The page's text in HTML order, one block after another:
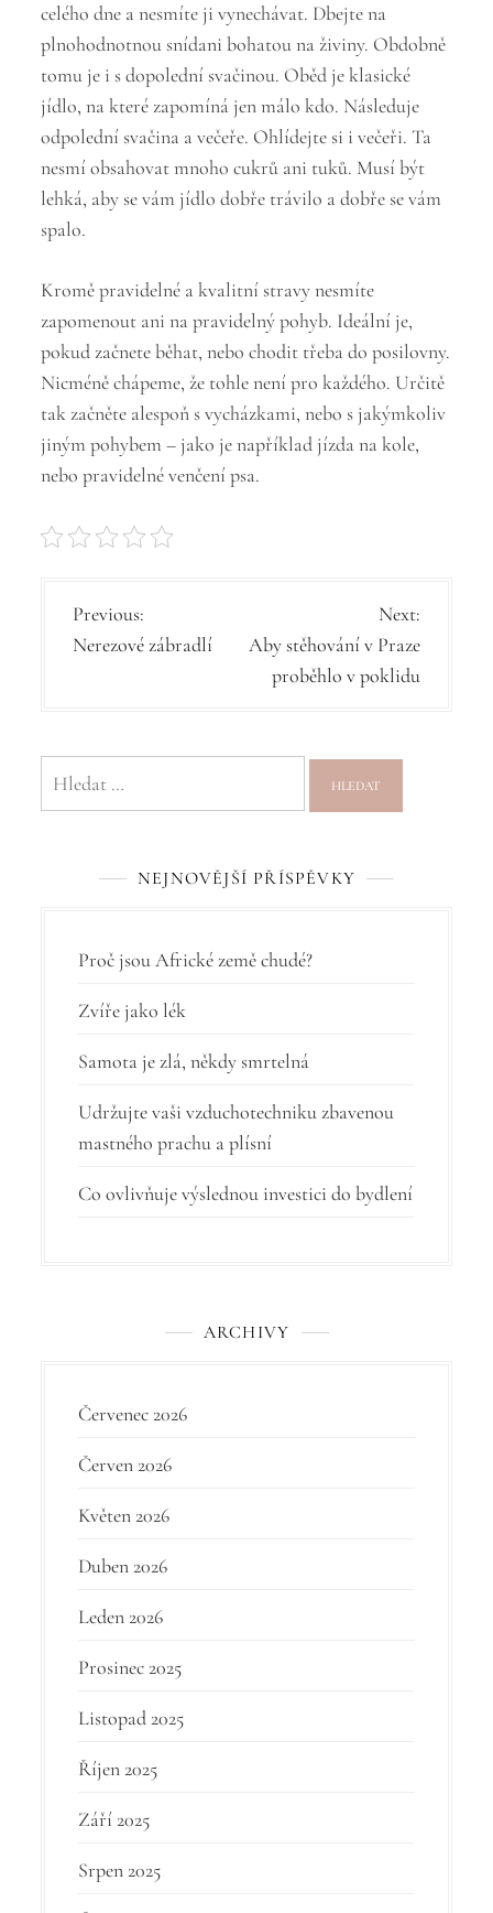
celého dne a nesmíte ji vynechávat. Dbejte na
plnohodnotnou snídani bohatou na živiny. Obdobně
tomu je i s dopolední svačinou. Oběd je klasické
jídlo, na které zapomíná jen málo kdo. Následuje
odpolední svačina a večeře. Ohlídejte si i večeři. Ta
nesmí obsahovat mnoho cukrů ani tuků. Musí být
lehká, aby se vám jídlo dobře trávilo a dobře se vám
spalo.
Kromě pravidelné a kvalitní stravy nesmíte
zapomenout ani na pravidelný pohyb. Ideální je,
pokud začnete běhat, nebo chodit třeba do posilovny.
Nicméně chápeme, že tohle není pro každého. Určitě
tak začněte alespoň s vycházkami, nebo s jakýmkoliv
jiným pohybem – jako je například jízda na kole,
nebo pravidelné venčení psa.
N
a
a
r
o
ř
í
s
p
Previous:
Nerezové zábradlí
Next:
Aby stěhování v Praze
proběhlo v poklidu
Vyhledávání
NEJNOVĚJŠÍ PŘÍSPĚVKY
Proč jsou Africké země chudé?
Zvíře jako lék
Samota je zlá, někdy smrtelná
Udržujte vaši vzduchotechniku zbavenou
mastného prachu a plísní
Co ovlivňuje výslednou investici do bydlení
ARCHIVY
Červenec 2026
Červen 2026
Květen 2026
Duben 2026
Leden 2026
Prosinec 2025
Listopad 2025
Říjen 2025
Září 2025
Srpen 2025